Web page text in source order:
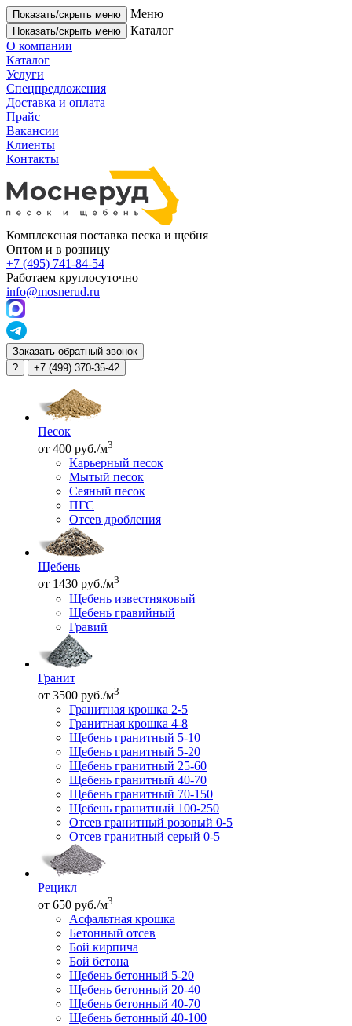
Показать/скрыть меню Меню
Показать/скрыть меню
Каталог
О компании
Каталог
Услуги
Спецпредложения
Доставка и оплата
Прайс
Вакансии
Клиенты
Контакты
Комплексная поставка песка и щебня
Оптом и в розницу
+7 (495) 741-84-54
Работаем круглосуточно
info@mosnerud.ru
Заказать обратный звонок
?
+7 (499) 370-35-42
Песок
от 400 руб./м3
Карьерный песок
Мытый песок
Сеяный песок
ПГС
Отсев дробления
Щебень
от 1430 руб./м3
Щебень известняковый
Щебень гравийный
Гравий
Гранит
от 3500 руб./м3
Гранитная крошка 2-5
Гранитная крошка 4-8
Щебень гранитный 5-10
Щебень гранитный 5-20
Щебень гранитный 25-60
Щебень гранитный 40-70
Щебень гранитный 70-150
Щебень гранитный 100-250
Отсев гранитный розовый 0-5
Отсев гранитный серый 0-5
Рецикл
от 650 руб./м3
Асфальтная крошка
Бетонный отсев
Бой кирпича
Бой бетона
Щебень бетонный 5-20
Щебень бетонный 20-40
Щебень бетонный 40-70
Щебень бетонный 40-100